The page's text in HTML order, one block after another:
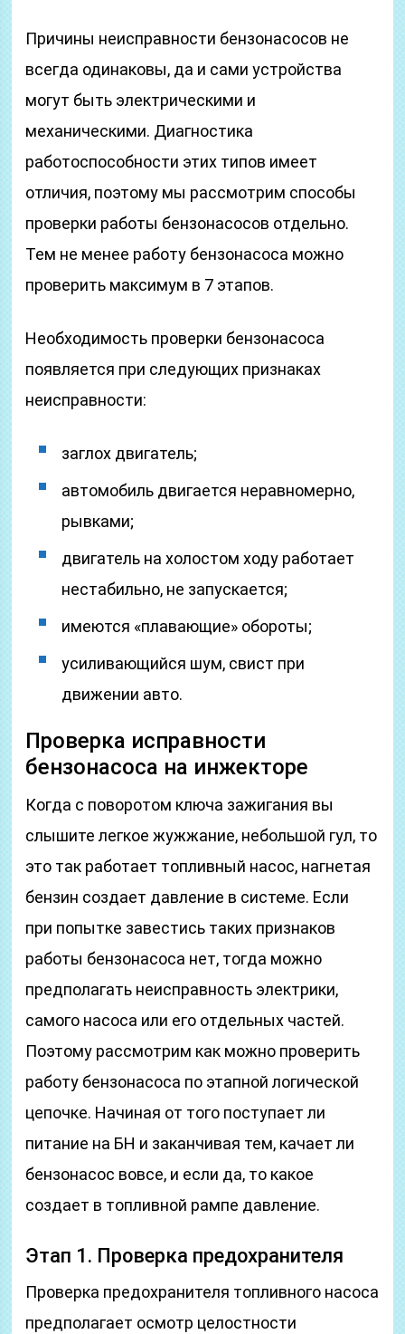
Причины неисправности бензонасосов не
всегда одинаковы, да и сами устройства
могут быть электрическими и
механическими. Диагностика
работоспособности этих типов имеет
отличия, поэтому мы рассмотрим способы
проверки работы бензонасосов отдельно.
Тем не менее работу бензонасоса можно
проверить максимум в 7 этапов.
Необходимость проверки бензонасоса
появляется при следующих признаках
неисправности:
заглох двигатель;
автомобиль двигается неравномерно,
рывками;
двигатель на холостом ходу работает
нестабильно, не запускается;
имеются «плавающие» обороты;
усиливающийся шум, свист при
движении авто.
Проверка исправности
бензонасоса на инжекторе
Когда с поворотом ключа зажигания вы
слышите легкое жужжание, небольшой гул, то
это так работает топливный насос, нагнетая
бензин создает давление в системе. Если
при попытке завестись таких признаков
работы бензонасоса нет, тогда можно
предполагать неисправность электрики,
самого насоса или его отдельных частей.
Поэтому рассмотрим как можно проверить
работу бензонасоса по этапной логической
цепочке. Начиная от того поступает ли
питание на БН и заканчивая тем, качает ли
бензонасос вовсе, и если да, то какое
создает в топливной рампе давление.
Этап 1. Проверка предохранителя
Проверка предохранителя топливного насоса
предполагает осмотр целостности